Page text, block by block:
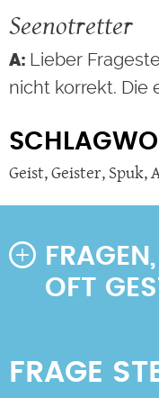
Seenotretter
Lieber
nicht korrekt. Die
Geist,Geister,Spuk,
OFT